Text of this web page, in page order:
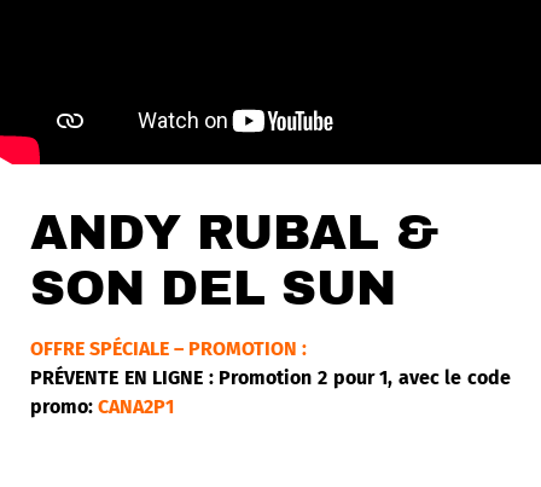
ANDY RUBAL &
SON DEL SUN
OFFRE SPÉCIALE – PROMOTION :
PRÉVENTE EN LIGNE : Promotion 2 pour 1, avec le code
promo: CANA2P1